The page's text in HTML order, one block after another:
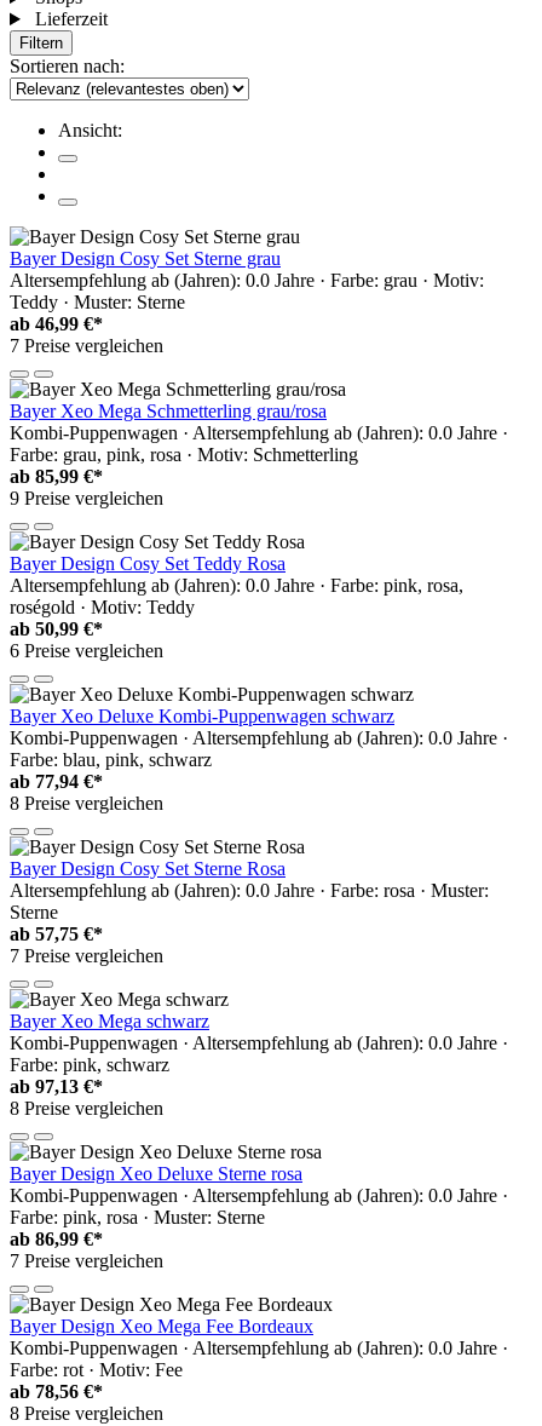
Lieferzeit
Filtern
Sortieren nach:
Ansicht:
Bayer Design Cosy Set Sterne grau
Altersempfehlung ab (Jahren): 0.0 Jahre · Farbe: grau · Motiv:
Teddy · Muster: Sterne
ab 46,99 €*
7 Preise vergleichen
Bayer Xeo Mega Schmetterling grau/rosa
Kombi-Puppenwagen · Altersempfehlung ab (Jahren): 0.0 Jahre ·
Farbe: grau, pink, rosa · Motiv: Schmetterling
ab 85,99 €*
9 Preise vergleichen
Bayer Design Cosy Set Teddy Rosa
Altersempfehlung ab (Jahren): 0.0 Jahre · Farbe: pink, rosa,
roségold · Motiv: Teddy
ab 50,99 €*
6 Preise vergleichen
Bayer Xeo Deluxe Kombi-Puppenwagen schwarz
Kombi-Puppenwagen · Altersempfehlung ab (Jahren): 0.0 Jahre ·
Farbe: blau, pink, schwarz
ab 77,94 €*
8 Preise vergleichen
Bayer Design Cosy Set Sterne Rosa
Altersempfehlung ab (Jahren): 0.0 Jahre · Farbe: rosa · Muster:
Sterne
ab 57,75 €*
7 Preise vergleichen
Bayer Xeo Mega schwarz
Kombi-Puppenwagen · Altersempfehlung ab (Jahren): 0.0 Jahre ·
Farbe: pink, schwarz
ab 97,13 €*
8 Preise vergleichen
Bayer Design Xeo Deluxe Sterne rosa
Kombi-Puppenwagen · Altersempfehlung ab (Jahren): 0.0 Jahre ·
Farbe: pink, rosa · Muster: Sterne
ab 86,99 €*
7 Preise vergleichen
Bayer Design Xeo Mega Fee Bordeaux
Kombi-Puppenwagen · Altersempfehlung ab (Jahren): 0.0 Jahre ·
Farbe: rot · Motiv: Fee
ab 78,56 €*
8 Preise vergleichen